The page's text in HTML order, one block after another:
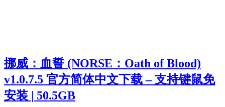
挪威：血誓 (NORSE：Oath of Blood)
v1.0.7.5 官方简体中文下载 – 支持键鼠免
安装 | 50.5GB